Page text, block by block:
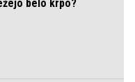
belo krpo?